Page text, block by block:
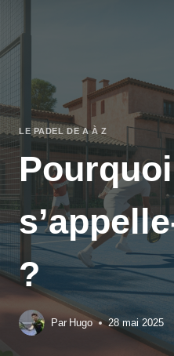
contenu
LE PADEL DE A À Z
?
Par Hugo 28 mai 2025